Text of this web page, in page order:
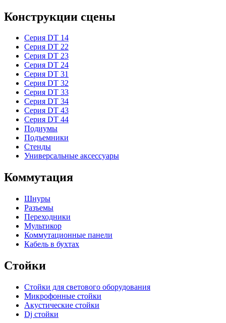
Конструкции сцены
Серия DT 14
Серия DT 22
Серия DT 23
Серия DT 24
Серия DT 31
Серия DT 32
Серия DT 33
Серия DT 34
Серия DT 43
Серия DT 44
Подиумы
Подъемники
Стенды
Универсальные аксессуары
Коммутация
Шнуры
Разъемы
Переходники
Мультикор
Коммутационные панели
Кабель в бухтах
Стойки
Стойки для светового оборудования
Микрофонные стойки
Акустические стойки
Dj стойки